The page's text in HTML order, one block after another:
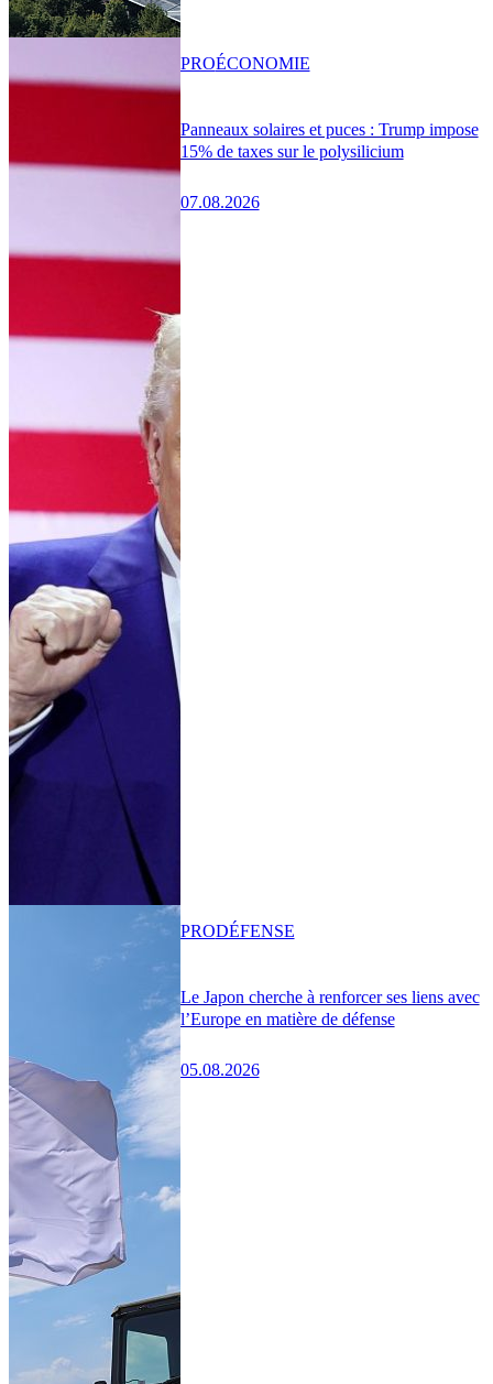
Panneaux solaires et puces : Trump impose
15% de taxes sur le polysilicium
07.08.2026
PROÉCONOMIE
Le Japon cherche à renforcer ses liens avec
l’Europe en matière de défense
05.08.2026
PRODÉFENSE